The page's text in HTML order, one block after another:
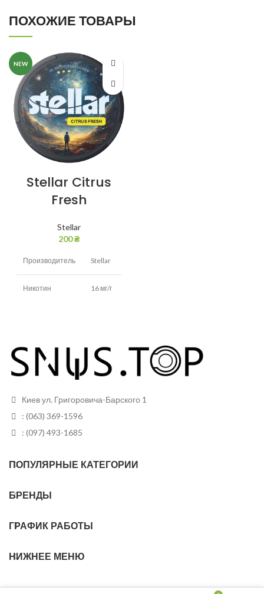
ПОХОЖИЕ ТОВАРЫ
NEW
Stellar Citrus
Fresh
Stellar
200₴
Производитель Stellar
Никотин 16 мг/г
Грамм в банке 12
Пакетиков в
24
Киев ул. Григоровича-Барского 1
: (063) 369-1596
: (097) 493-1685
ПОПУЛЯРНЫЕ КАТЕГОРИИ
БРЕНДЫ
ГРАФИК РАБОТЫ
НИЖНЕЕ МЕНЮ